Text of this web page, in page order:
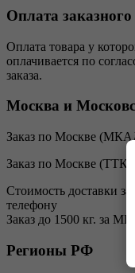
Оплата заказного
Оплата товара у
оплачивается по
заказа.
Москва и
Заказ по Москве
Заказ по Москве (ТТК-
Стоимость доставки
телефону
Заказ до 1500 кг. за
Регионы РФ